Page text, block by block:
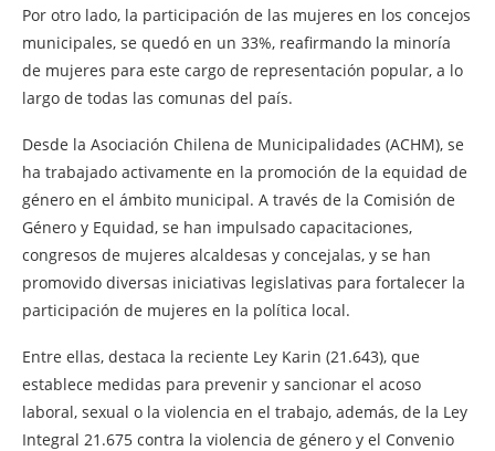
Por otro lado, la participación de las mujeres en los concejos
municipales, se quedó en un 33%, reafirmando la minoría
de mujeres para este cargo de representación popular, a lo
largo de todas las comunas del país.
Desde la Asociación Chilena de Municipalidades (ACHM), se
ha trabajado activamente en la promoción de la equidad de
género en el ámbito municipal. A través de la Comisión de
Género y Equidad, se han impulsado capacitaciones,
congresos de mujeres alcaldesas y concejalas, y se han
promovido diversas iniciativas legislativas para fortalecer la
participación de mujeres en la política local.
Entre ellas, destaca la reciente Ley Karin (21.643), que
establece medidas para prevenir y sancionar el acoso
laboral, sexual o la violencia en el trabajo, además, de la Ley
Integral 21.675 contra la violencia de género y el Convenio